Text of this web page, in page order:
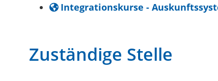
Integrationskurse -
Zuständige Stelle